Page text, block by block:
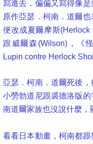
寫進去，偏偏又寫得像
原作亞瑟．柯南．道爾
便改成夏爾摩斯
跟威爾森(Wilson)，《
Lupin contre Herlock
亞瑟．柯南．道爾死後
小勞勃道尼跟裘德洛版
南道爾家族也沒說什麼，
看看日本動畫，柯南都